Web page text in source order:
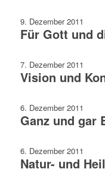
9. Dezember 2011
Für Gott und
7. Dezember 2011
Vision und
6. Dezember 2011
Ganz und gar
6. Dezember 2011
Natur- und